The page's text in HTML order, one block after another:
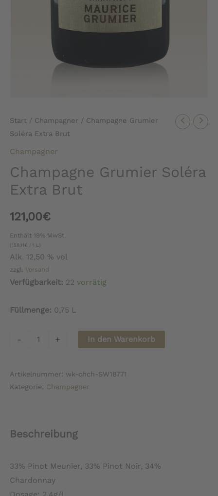
Start / Champagner / Champagne Grumier
Soléra Extra Brut
Champagner
Champagne Grumier Soléra
Extra Brut
121,00€
Enthält 19% MwSt.
(158,11€ / 1 L)
Alk. 12,50 % vol
zzgl. Versand
Verfügbarkeit: 22 vorrätig
Füllmenge: 0,75 L
-
Champagne
Extra
+ In den Warenkorb
Artikelnummer: wk-chch-SW18771
Kategorie: Champagner
Beschreibung
33% Pinot Meunier, 33% Pinot Noir, 34%
Chardonnay